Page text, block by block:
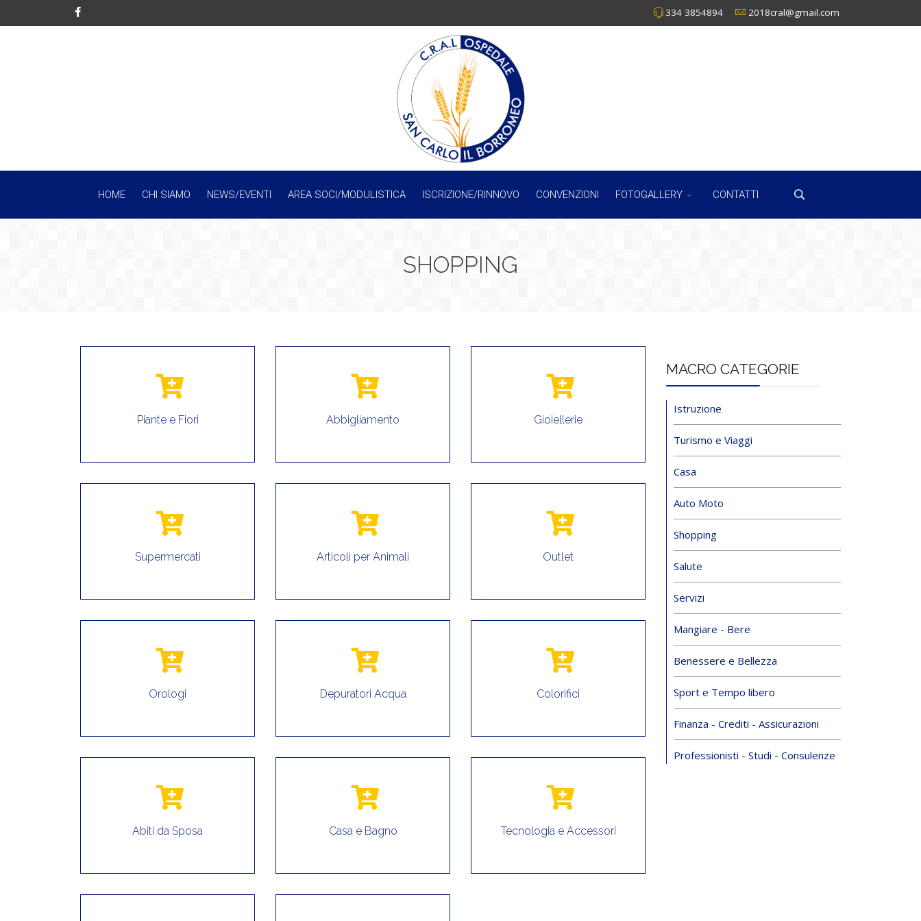
334 3854894 2018cral@gmail.com
HOME CHI SIAMO NEWS/EVENTI AREA SOCI/MODULISTICA ISCRIZIONE/RINNOVO CONVENZIONI FOTOGALLERY CONTATTI
SHOPPING
Piante e Fiori
Supermercati
Orologi
Abiti da Sposa
Abbigliamento
Articoli per Animali
Depuratori Acqua
Casa e Bagno
Gioiellerie
Outlet
Colorifici
Tecnologia e Accessori
MACRO CATEGORIE
Istruzione
Turismo e Viaggi
Casa
Auto Moto
Shopping
Salute
Servizi
Mangiare - Bere
Benessere e Bellezza
Sport e Tempo libero
Finanza - Crediti - Assicurazioni
Professionisti - Studi - Consulenze